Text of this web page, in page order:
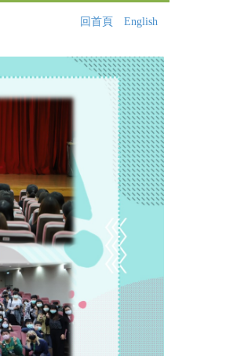
回首頁 English